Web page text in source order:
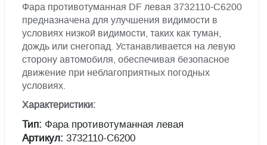
Фара противотуманная DF левая 3732110-С6200
предназначена для улучшения видимости в
условиях низкой видимости, таких как туман,
дождь или снегопад. Устанавливается на левую
сторону автомобиля, обеспечивая безопасное
движение при неблагоприятных погодных
условиях.
Характеристики:
Тип: Фара противотуманная левая
Артикул: 3732110-С6200